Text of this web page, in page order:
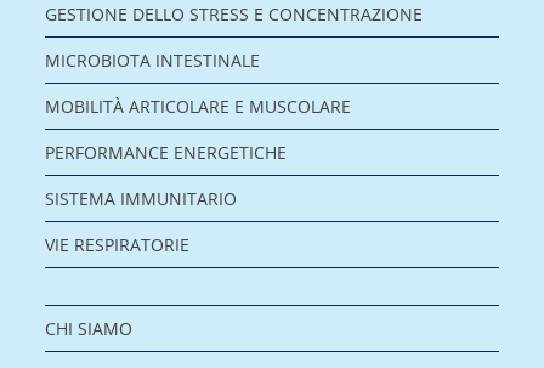
GESTIONE DELLO STRESS E CONCENTRAZIONE
MICROBIOTA INTESTINALE
MOBILITÀ ARTICOLARE E MUSCOLARE
PERFORMANCE ENERGETICHE
SISTEMA IMMUNITARIO
VIE RESPIRATORIE
CHI SIAMO